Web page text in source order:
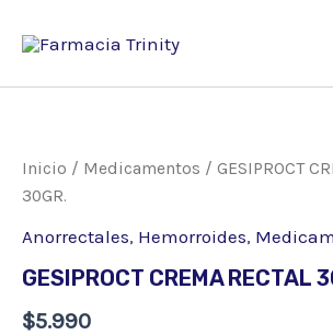
Inicio / Medicamentos / GESIPROCT
30GR.
Anorrectales, Hemorroides,
GESIPROCT CREMA RECTAL
$5.990